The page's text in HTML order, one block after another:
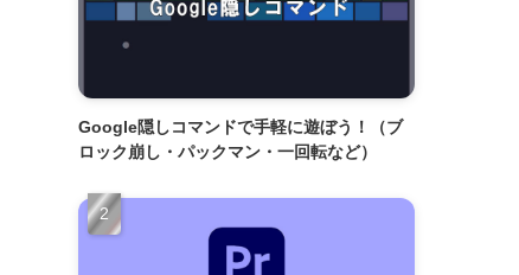
Google隠しコマンドで手軽に遊ぼう！（ブ
ロック崩し・パックマン・一回転など）